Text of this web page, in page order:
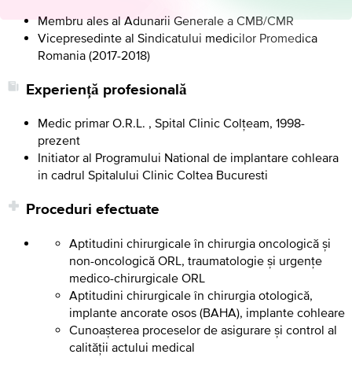
Membru ales al Adunarii Generale a CMB/CMR
Vicepresedinte al Sindicatului medicilor Promedica
Romania (2017-2018)
Experiență profesională
Medic primar O.R.L. , Spital Clinic Colțeam, 1998-
prezent
Initiator al Programului National de implantare cohleara
in cadrul Spitalului Clinic Coltea Bucuresti
Proceduri efectuate
Aptitudini chirurgicale în chirurgia oncologică și
non-oncologică ORL, traumatologie și urgențe
medico-chirurgicale ORL
Aptitudini chirurgicale în chirurgia otologică,
implante ancorate osos (BAHA), implante cohleare
Cunoașterea proceselor de asigurare și control al
calității actului medical